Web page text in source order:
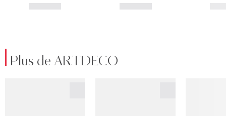
Plus de ARTDECO